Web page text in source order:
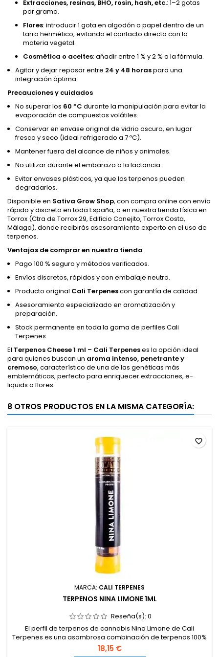
Extracciones, resinas, BHO, rosin, hash, etc.: 1–2 gotas
por gramo.
Flores: introducir 1 gota en algodón o papel dentro de un
tarro hermético, evitando el contacto directo con la
materia vegetal.
Cosmética o aceites: añadir entre 1 % y 2 % a la fórmula.
Agitar y dejar reposar entre 24 y 48 horaspara una
integración óptima.
Precauciones y cuidados
No superar los 60 ºC durante la manipulación para evitar la
evaporación de compuestos volátiles.
Conservar en envase original de vidrio oscuro, en lugar
fresco y seco (ideal refrigerado a 7 ºC).
Mantener fuera del alcance de niños y animales.
No utilizar durante el embarazo o la lactancia.
Evitar envases plásticos, ya que los terpenos pueden
degradarlos.
Disponible en Sativa Grow Shop, con compra online con envío
rápido y discreto en toda España, o en nuestra tienda física en
Torrox (Ctra de Torrox 29, Edificio Conejito, Torrox Costa,
Málaga), donde recibirás asesoramiento experto en el uso de
terpenos.
Ventajas de comprar en nuestra tienda
Pago 100 % seguro y métodos verificados.
Envíos discretos, rápidos y con embalaje neutro.
Producto original Cali Terpenescon garantía de calidad.
Asesoramiento especializado en aromatización y
preparación.
Stock permanente en toda la gama de perfiles Cali
Terpenes.
El Terpenos Cheese 1 ml – Cali Terpeneses la opción ideal
para quienes buscan un aroma intenso, penetrante y
cremoso, característico de una de las genéticas más
emblemáticas, perfecto para enriquecer extracciones, e-
liquids o flores.
8 OTROS PRODUCTOS EN LA MISMA CATEGORÍA:
MARCA: CALI TERPENES
TERPENOS NINA LIMONE 1ML
Reseña(s): 0
El perfil de terpenos de cannabis Nina Limone de Cali
Terpenes es una asombrosa combinación de terpenos 100%
naturales con un perfil de terpenos exacto al de la variedad
de marihuana Nina Limone (Super Lemon Haze x Rebel God
18,15 €
favorite_border